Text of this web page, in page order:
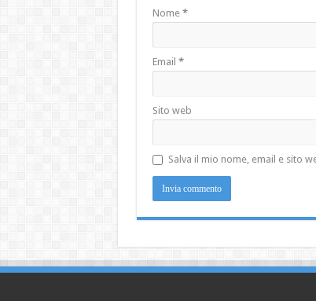
Nome *
Email *
Sito web
Salva il mio nome, email e sito